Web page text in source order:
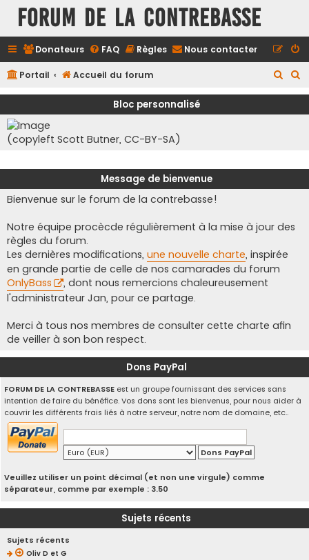
FORUM DE LA CONTREBASSE
Donateurs FAQ Règles Nous contacter
Portail Accueil du forum
e
e
Bloc personnalisé
(copyleft Scott Butner, CC-BY-SA)
Message de bienvenue
Bienvenue sur le forum de la contrebasse!
Notre équipe procècde régulièrement à la mise à jour des
règles du forum.
Les dernières modifications, une nouvelle charte, inspirée
en grande partie de celle de nos camarades du forum
OnlyBass
, dont nous remercions chaleureusement
l'administrateur Jan, pour ce partage.
Merci à tous nos membres de consulter cette charte afin
de veiller à son bon respect.
Dons PayPal
FORUM DE LA CONTREBASSE est un groupe fournissant des services sans
intention de faire du bénéfice. Vos dons sont les bienvenus, pour nous aider à
couvrir les différents frais liés à notre serveur, notre nom de domaine, etc..
Veuillez utiliser un point décimal (et non une virgule) comme
séparateur, comme par exemple : 3.50
Sujets récents
Sujets récents
Oliv D et G